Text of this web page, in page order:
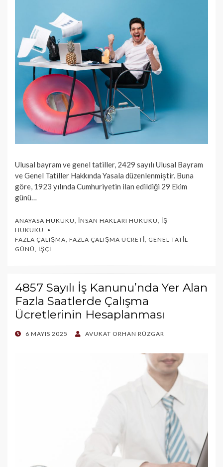
Ulusal bayram ve genel tatiller, 2429 sayılı Ulusal Bay­ram
ve Genel Tatiller Hakkında Yasala düzenlenmiştir. Buna
göre, 1923 yı­lında Cumhuriyetin ilan edildiği 29 Ekim
günü…
ANAYASA HUKUKU İNSAN HAKLARI HUKUKU
İŞ
HUKUKU
FAZLA ÇALIŞMA FAZLA ÇALIŞMA ÜCRETI GENEL TATIL
GÜNÜ
İŞÇI
4857 Sayılı İş Kanunu’nda Yer Alan
Fazla Saatlerde Çalışma
Ücretlerinin Hesaplanması
POSTED
6 MAYIS 2025 AVUKAT ORHAN RÜZGAR